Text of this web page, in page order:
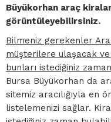
Büyükorhan araç
görüntüleyebilirsiniz.
Bilmeniz gerekenler
müşterilere ulaşacak ve
bunları istediğiniz
Bursa Büyükorhan da
sitemiz aracılığıyla en
listelemenizi sağlar.